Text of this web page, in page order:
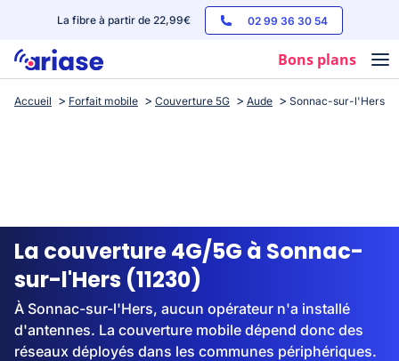
La fibre à partir de 22,99€ 02 99 36 30 54
Bons plans
Box internet
Streaming
Accueil Forfait mobile Couverture 5G Aude Sonnac-sur-l'Hers
La couverture 4G/5G à Sonnac-
sur-l'Hers (11230)
À Sonnac-sur-l'Hers, aucun opérateur n'a installé
d'antennes. La couverture mobile dépend donc des
réseaux déployés dans les communes périphériques.